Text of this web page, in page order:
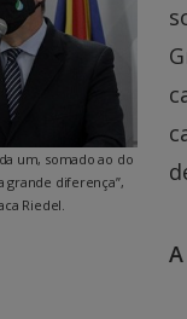
um, somado ao do
grande diferença”,
Riedel.